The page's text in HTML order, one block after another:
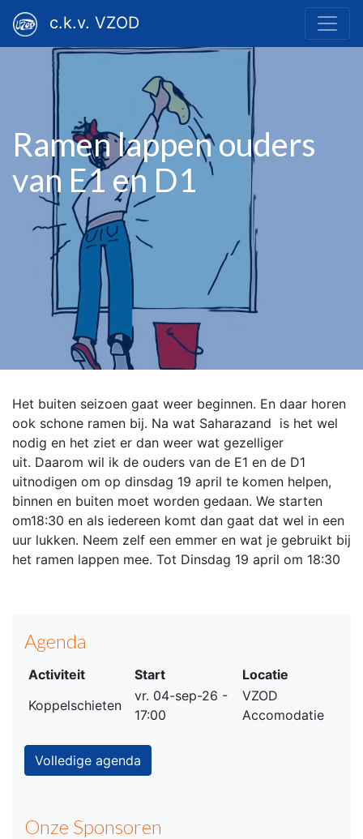
c.k.v. VZOD
Ramen lappen ouders
van E1 en D1
Het buiten seizoen gaat weer beginnen. En daar horen
ook schone ramen bij. Na wat Saharazand is het wel
nodig en het ziet er dan weer wat gezelliger
uit. Daarom wil ik de ouders van de E1 en de D1
uitnodigen om op dinsdag 19 april te komen helpen,
binnen en buiten moet worden gedaan. We starten
om18:30 en als iedereen komt dan gaat dat wel in een
uur lukken. Neem zelf een emmer en wat je gebruikt bij
het ramen lappen mee. Tot Dinsdag 19 april om 18:30
Agenda
Activiteit Start
Locatie
Koppelschieten
vr. 04-sep-26 -
17:00
VZOD
Accomodatie
Volledige agenda
Onze Sponsoren